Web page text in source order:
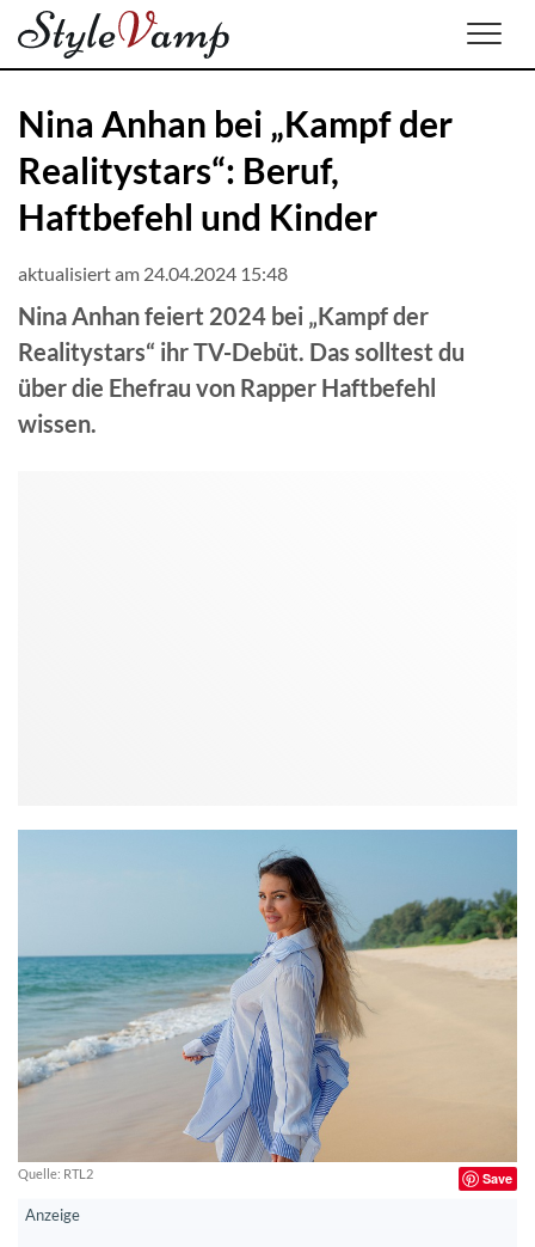
Nina Anhan bei „Kampf der
Realitystars“: Beruf,
Haftbefehl und Kinder
aktualisiert am 24.04.2024 15:48
Nina Anhan feiert 2024 bei „Kampf der
Realitystars“ ihr TV-Debüt. Das solltest du
über die Ehefrau von Rapper Haftbefehl
wissen.
Quelle: RTL2 Save